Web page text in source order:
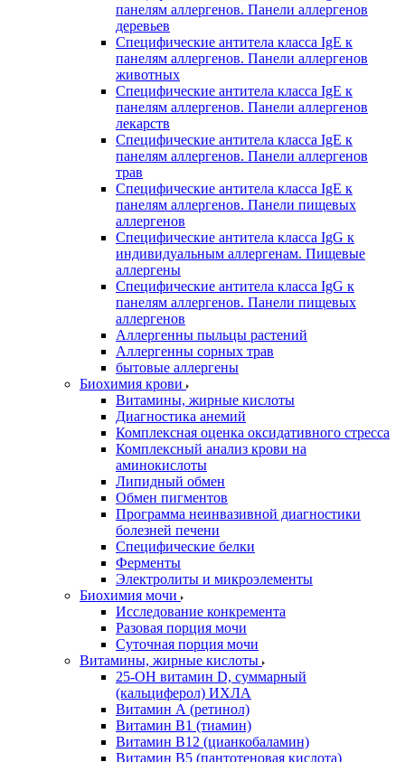
панелям аллергенов. Панели аллергенов
деревьев
Специфические антитела класса IgE к
панелям аллергенов. Панели аллергенов
животных
Специфические антитела класса IgE к
панелям аллергенов. Панели аллергенов
лекарств
Специфические антитела класса IgE к
панелям аллергенов. Панели аллергенов
трав
Специфические антитела класса IgE к
панелям аллергенов. Панели пищевых
аллергенов
Специфические антитела класса IgG к
индивидуальным аллергенам. Пищевые
аллергены
Специфические антитела класса IgG к
панелям аллергенов. Панели пищевых
аллергенов
Аллергенны пыльцы растений
Аллергенны сорных трав
бытовые аллергены
Биохимия крови
Витамины, жирные кислоты
Диагностика анемий
Комплексная оценка оксидативного стресса
Комплексный анализ крови на
аминокислоты
Липидный обмен
Обмен пигментов
Программа неинвазивной диагностики
болезней печени
Специфические белки
Ферменты
Электролиты и микроэлементы
Биохимия мочи
Исследование конкремента
Разовая порция мочи
Суточная порция мочи
Витамины, жирные кислоты
25-OH витамин D, суммарный
(кальциферол) ИХЛА
Витамин А (ретинол)
Витамин В1 (тиамин)
Витамин В12 (цианкобаламин)
Витамин В5 (пантотеновая кислота)